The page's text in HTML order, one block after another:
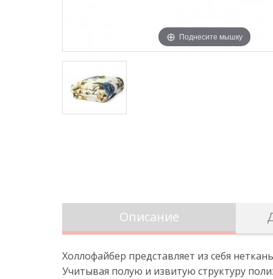
Поднесите мышку
Описание
Холлофайбер представляет из себя
Учитывая полую и извитую структуру